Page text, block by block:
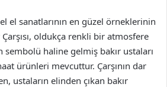
el sanatlarının en güzel örneklerinin
oldukça renkli bir atmosfere
haline gelmiş bakır ustaları
ürünleri mevcuttur. Çarşının dar
ustaların elinden çıkan bakır